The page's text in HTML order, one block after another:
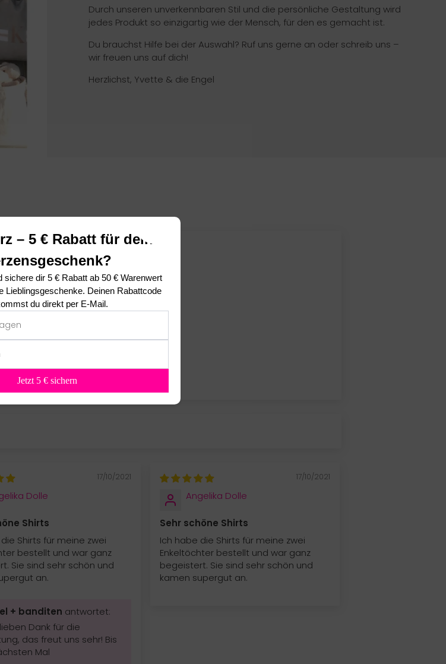
Durch unseren unverkennbaren Stil und die persönliche Gestaltung wird
jedes Produkt so einzigartig wie der Mensch, für den es gemacht ist.
Du brauchst Hilfe bei der Auswahl? Ruf uns gerne an oder schreib uns –
wir freuen uns auf dich!
Herzlichst, Yvette & die Engel
unsere Kunden ❤
5.00 von 5
auf 3 Bewertungen
17/10/2021
Dolle
Shirts
Shirts für meine zwei
bestellt und war ganz
Sie sind sehr schön und
an.
+ banditen antwortet:
Dank für die
das freut uns sehr! Bis
Mal
17/10/2021
Angelika Dolle
Sehr schöne Shirts
Ich habe die Shirts für meine zwei
Enkeltöchter bestellt und war ganz
begeistert. Sie sind sehr schön und
kamen supergut an.
– 5 € Rabatt für dein
sichere dir 5 € Rabatt ab 50 € Warenwert
Lieblingsgeschenke. Deinen Rabattcode
du direkt per E-Mail.
Jetzt 5 € sichern